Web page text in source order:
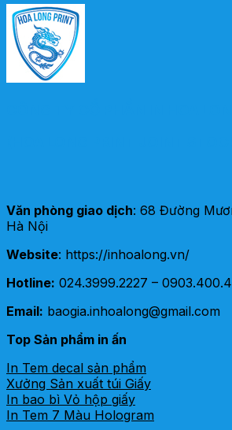
Văn phòng giao dịch: 68 Đường
Hà Nội
Website: https://inhoalong.vn/
Hotline: 024.3999.2227 –
Email: baogia.inhoalong@gmail.com
Top Sản phẩm in ấn
In Tem decal sản phẩm
Xưởng Sản xuất túi Giấy
In bao bì Vỏ hộp giấy
In Tem 7 Màu Hologram